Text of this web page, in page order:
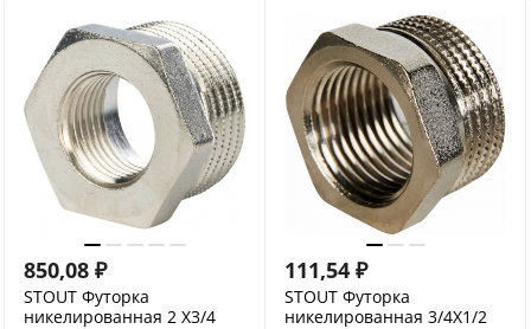
850,08 ₽
STOUT Футорка
никелированная 2 X3/4
111,54 ₽
STOUT Футорка
никелированная 3/4X1/2